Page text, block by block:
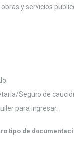
y servicios
Seguro de
para ingresar.
tipo de